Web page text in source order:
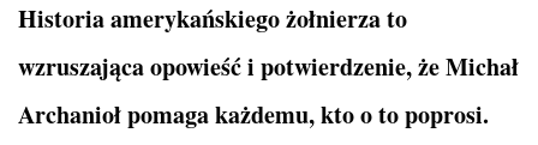
Historia amerykańskiego żołnierza to
wzruszająca opowieść i potwierdzenie, że Michał
Archanioł pomaga każdemu, kto o to poprosi.